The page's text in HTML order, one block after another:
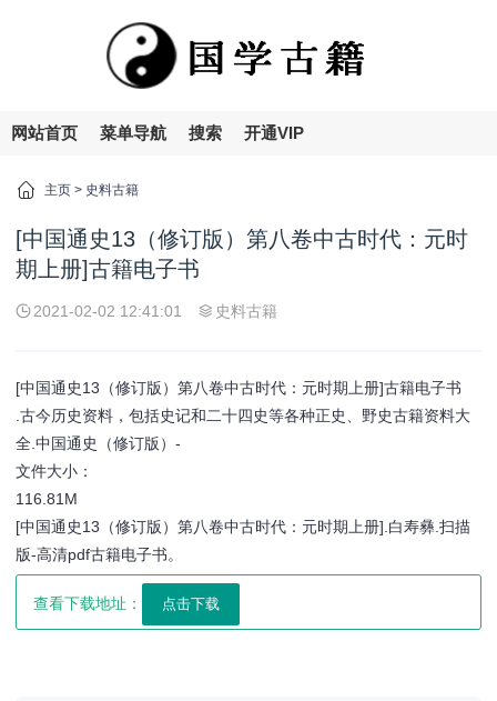
网站首页 菜单导航 搜索 开通VIP
主页 > 史料古籍
[中国通史13（修订版）第八卷中古时代：元时
期上册]古籍电子书
2021-02-02 12:41:01 史料古籍
[中国通史13（修订版）第八卷中古时代：元时期上册]古籍电子书
.古今历史资料，包括史记和二十四史等各种正史、野史古籍资料大
全.中国通史（修订版）-
文件大小：
116.81M
[中国通史13（修订版）第八卷中古时代：元时期上册].白寿彝.扫描
版-高清pdf古籍电子书。
查看下载地址：